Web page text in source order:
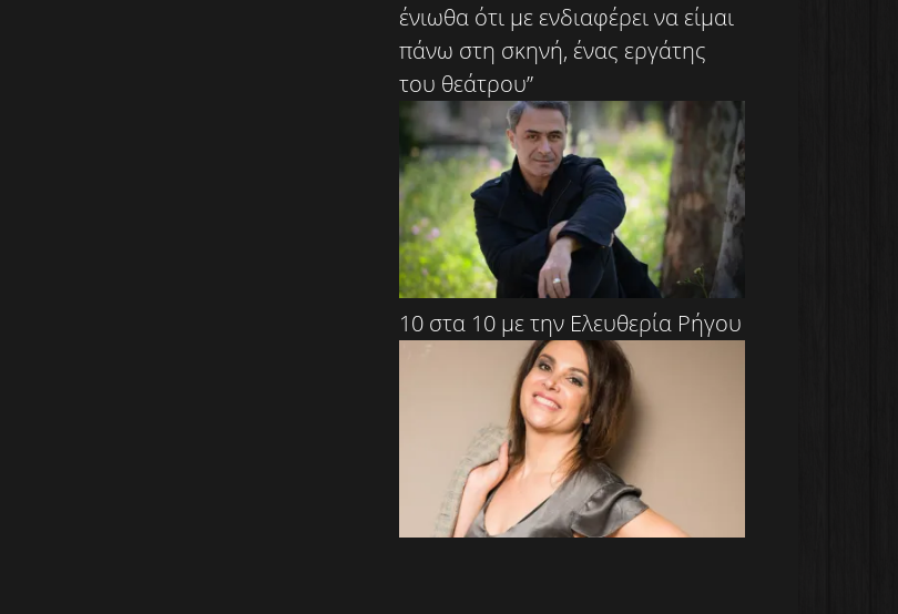
ένιωθα ότι με ενδιαφέρει να είμαι
πάνω στη σκηνή, ένας εργάτης
του θεάτρου”
10 στα 10 με την Ελευθερία Ρήγου